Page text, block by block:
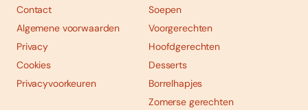
Contact
Algemene voorwaarden
Privacy
Cookies
Privacyvoorkeuren
Soepen
Voorgerechten
Hoofdgerechten
Desserts
Borrelhapjes
Zomerse gerechten